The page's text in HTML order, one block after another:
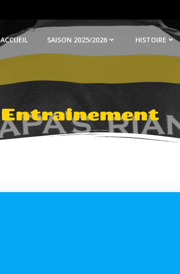
ACCUEIL SAISON 2025/2026 HISTOIRE
Entrainement